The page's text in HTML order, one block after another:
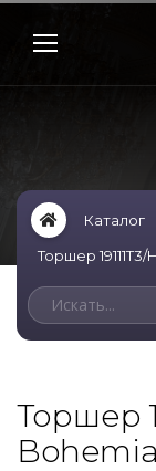
Каталог
Торшер
Торшер